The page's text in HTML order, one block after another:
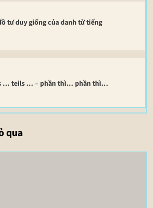
tư duy giống của danh từ tiếng
… teils … – phần thì… phần thì…
qua